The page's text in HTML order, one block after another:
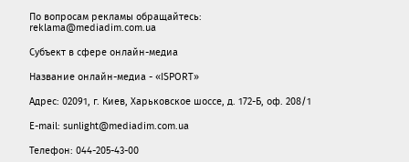
По вопросам рекламы обращайтесь:
reklama@mediadim.com.ua
Субъект в сфере онлайн-медиа
Название онлайн-медиа - «ISPORT»
Адрес: 02091, г. Киев, Харьковское шоссе, д. 172-Б, оф. 208/1
E-mail: sunlight@mediadim.com.ua
Телефон: 044-205-43-00